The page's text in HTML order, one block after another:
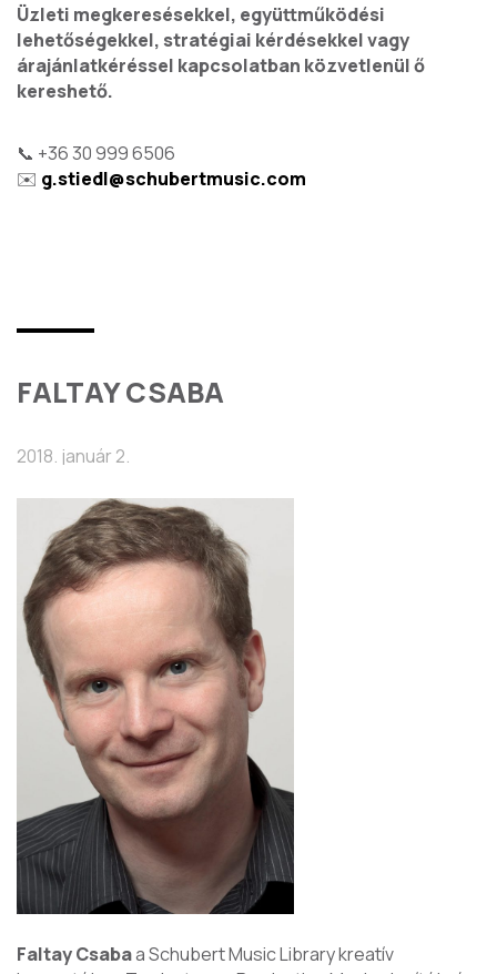
Üzleti megkeresésekkel, együttműködési
lehetőségekkel, stratégiai kérdésekkel vagy
árajánlatkéréssel kapcsolatban közvetlenül ő
kereshető.
📞 +36 30 999 6506
✉️ g.stiedl@schubertmusic.com
FALTAY CSABA
2018. január 2.
Faltay Csabaa Schubert Music Library kreatív